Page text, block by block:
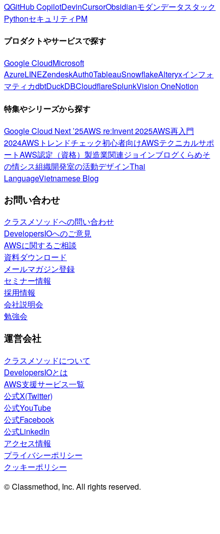
QGitHub CopilotDevinCursorObsidianモダンデータスタック
PythonセキュリティPM
プロダクトやサービスで探す
Google CloudMicrosoft
AzureLINEZendeskAuth0TableauSnowflakeAlteryxインフォ
マティカdbtDuckDBCloudflareSplunkVision OneNotion
特集やシリーズから探す
Google Cloud Next ’25AWS re:Invent 2025AWS再入門
2024AWSトレンドチェック初心者向けAWSテクニカルサポ
ートAWS認定（資格） 製造業関連ジョインブログくらめそ
の情シス組織開発室の活動デザインThai
LanguageVietnamese Blog
お問い合わせ
クラスメソッドへの問い合わせ
DevelopersIOへのご意見
AWSに関するご相談
資料ダウンロード
メールマガジン登録
セミナー情報
採用情報
会社説明会
勉強会
運営会社
クラスメソッドについて
DevelopersIOとは
AWS支援サービス一覧
公式X(Twitter)
公式YouTube
公式Facebook
公式LinkedIn
アクセス情報
プライバシーポリシー
クッキーポリシー
© Classmethod, Inc. All rights reserved.